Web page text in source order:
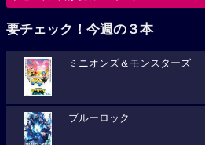
要チェック！今週の３本
ミニオンズ＆モンスターズ
ブルーロック